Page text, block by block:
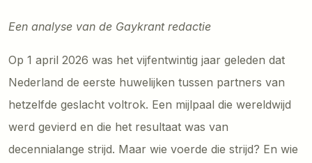
Een analyse van de Gaykrant redactie
Op 1 april 2026 was het vijfentwintig jaar geleden dat
Nederland de eerste huwelijken tussen partners van
hetzelfde geslacht voltrok. Een mijlpaal die wereldwijd
werd gevierd en die het resultaat was van
decennialange strijd. Maar wie voerde die strijd? En wie